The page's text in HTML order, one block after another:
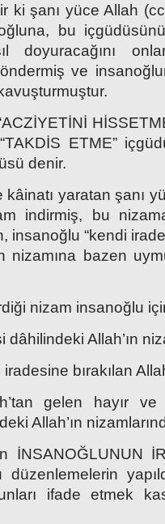
ki şanı yüce Allah
bu
doyuracağını
ve
ETME”
denir.
kâinatı yaratan şanı
indirmiş, bu
insanoğlu “kendi
nizamına bazen
nizam insanoğlu
dâhilindeki Allah’ın
bırakılan
gelen hayır
Allah’ın
İNSANOĞLUNUN
ifade etmek